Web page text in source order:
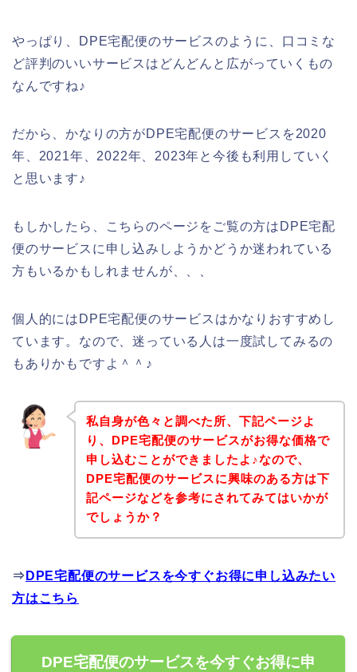
やっぱり、DPE宅配便のサービスのように、口コミな
ど評判のいいサービスはどんどんと広がっていくもの
なんですね♪
だから、かなりの方がDPE宅配便のサービスを2020
年、2021年、2022年、2023年と今後も利用していく
と思います♪
もしかしたら、こちらのページをご覧の方はDPE宅配
便のサービスに申し込みしようかどうか迷われている
方もいるかもしれませんが、、、
個人的にはDPE宅配便のサービスはかなりおすすめし
ています。なので、迷っている人は一度試してみるの
もありかもですよ＾＾♪
私自身が色々と調べた所、下記ページよ
り、DPE宅配便のサービスがお得な価格で
申し込むことができましたよ♪なので、
DPE宅配便のサービスに興味のある方は下
記ページなどを参考にされてみてはいかが
でしょうか？
⇒ DPE宅配便のサービスを今すぐお得に申し込みたい
方はこちら
DPE宅配便のサービスを今すぐお得に申